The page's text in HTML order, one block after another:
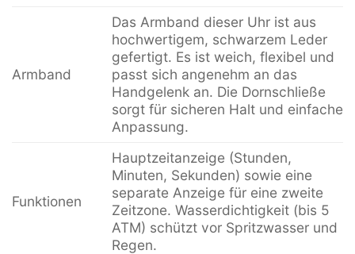
Armband
Das Armband dieser Uhr ist aus
hochwertigem, schwarzem Leder
gefertigt. Es ist weich, flexibel und
passt sich angenehm an das
Handgelenk an. Die Dornschließe
sorgt für sicheren Halt und einfache
Anpassung.
Funktionen
Hauptzeitanzeige (Stunden,
Minuten, Sekunden) sowie eine
separate Anzeige für eine zweite
Zeitzone. Wasserdichtigkeit (bis 5
ATM) schützt vor Spritzwasser und
Regen.